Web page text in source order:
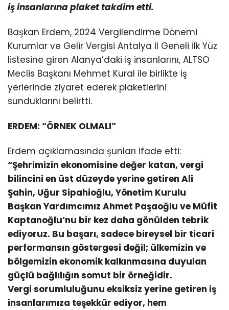
iş insanlarına plaket takdim etti.
Başkan Erdem, 2024 Vergilendirme Dönemi
Kurumlar ve Gelir Vergisi Antalya İl Geneli İlk Yüz
listesine giren Alanya’daki iş insanlarını, ALTSO
Meclis Başkanı Mehmet Kural ile birlikte iş
yerlerinde ziyaret ederek plaketlerini
sunduklarını belirtti.
ERDEM: “ÖRNEK OLMALI”
Erdem açıklamasında şunları ifade etti:
“Şehrimizin ekonomisine değer katan, vergi
bilincini en üst düzeyde yerine getiren Ali
Şahin, Uğur Sipahioğlu, Yönetim Kurulu
Başkan Yardımcımız Ahmet Paşaoğlu ve Müfit
Kaptanoğlu’nu bir kez daha gönülden tebrik
ediyoruz. Bu başarı, sadece bireysel bir ticari
performansın göstergesi değil; ülkemizin ve
bölgemizin ekonomik kalkınmasına duyulan
güçlü bağlılığın somut bir örneğidir.
Vergi sorumluluğunu eksiksiz yerine getiren iş
insanlarımıza teşekkür ediyor, hem